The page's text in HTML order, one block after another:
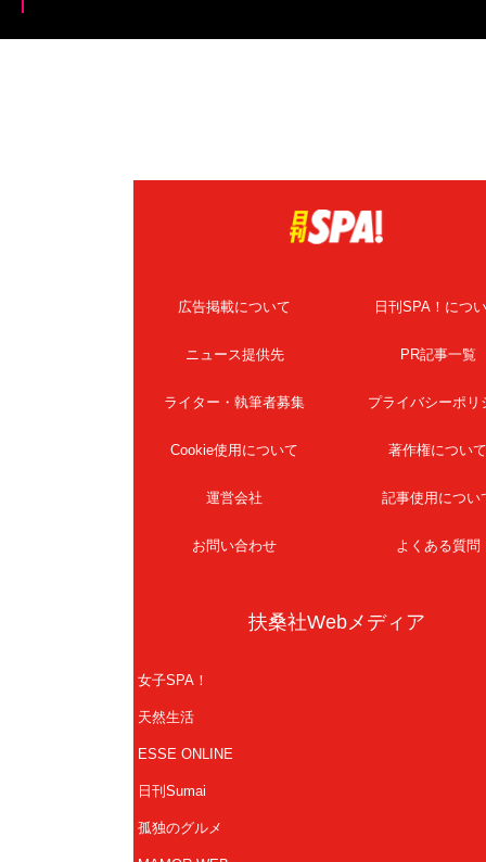
広告掲載について 日刊SPA！につ
ニュース提供先 PR記事一覧
ライター・執筆者募集 プライバシーポリ
Cookie使用について 著作権につい
運営会社 記事使用につい
お問い合わせ よくある質問
扶桑社Webメディア
女子SPA！
天然生活
ESSE ONLINE
日刊Sumai
孤独のグルメ